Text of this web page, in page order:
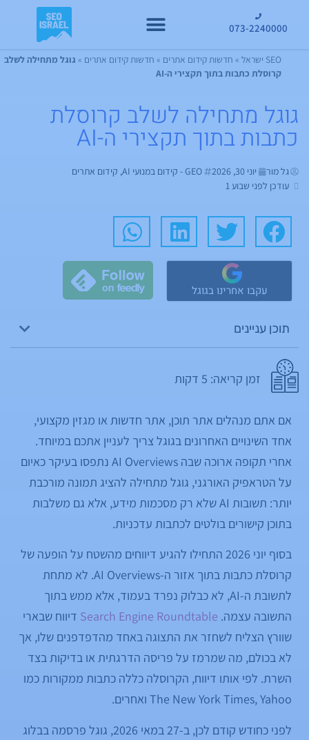
073-2240000
SEO ישראל » חדשות קידום אתרים » חדשות קידום אתרים » גוגל מתחילה לשלב
קרוסלת כתבות בתוך תקצירי ה-AI
גוגל מתחילה לשלב קרוסלת
כתבות בתוך תקצירי ה-AI
גל מור יוני 30, 2026 GEO - קידום במנועי AI , קידום אתרים
עודכן לפני שבוע 1
עקבו אחרינו בגוגל
תוכן עניינים
זמן קריאה: 5 דקות
אם אתם מנהלים אתר תוכן, אתר חדשות או מגזין מקצועי,
אחד השינויים האחרונים בגוגל צריך לעניין אתכם במיוחד.
אחרי תקופה ארוכה שבה AI Overviews נתפסו בעיקר כאיום
על הטראפיק האורגני, גוגל מתחילה להציג תמונה מורכבת
יותר: תשובות AI שלא רק מסכמות מידע, אלא גם משלבות
בתוכן קישורים בולטים לכתבות עדכניות.
בסוף יוני 2026 התחילו להגיע דיווחים מהשטח על הופעה של
קרוסלת כתבות בתוך אזור ה-AI Overviews. לא מתחת
לתשובת ה-AI, לא כבלוק נפרד בעמוד, אלא ממש בתוך
התשובה עצמה. Search Engine Roundtable דיווח שבארי
שוורץ הצליח לשחזר את התצוגה באחד מהדפדפנים שלו, אך
לא בכולם, מה שמרמז על פריסה הדרגתית או בדיקות בצד
השרת. לפי אותו דיווח, הקרוסלה כללה כתבות ממקורות כמו
The New York Times, Yahoo ואחרים.
לפני כחודש קודם לכן, ב-27 במאי 2026, גוגל פרסמה בבלוג